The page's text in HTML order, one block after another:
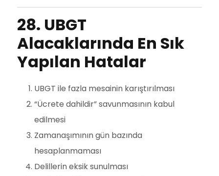
28. UBGT
Alacaklarında En Sık
Yapılan Hatalar
UBGT ile fazla mesainin karıştırılması
“Ücrete dahildir” savunmasının kabul
edilmesi
Zamanaşımının gün bazında
hesaplanmaması
Delillerin eksik sunulması